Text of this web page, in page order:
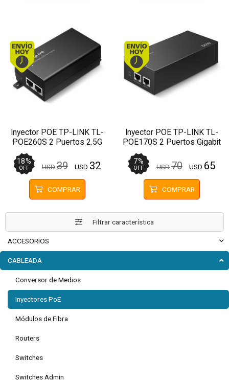
Filtrar característica
ACCESORIOS
CABLEADA
Conversor de Medios
Inyectores PoE
Módulos de Fibra
Routers
Switches
Switches Admin
Envío hoy. Comprando antes de 13Hs.
Inyector POE TP-LINK TL-
POE260S 2 Puertos 2.5G
18%
OFF USD39 USD 32
COMPRAR
Envío hoy.
Inyector POE TP-LINK TL-
POE170S 2 Puertos Gigabit
7%
OFF USD70 USD 65
COMPRAR